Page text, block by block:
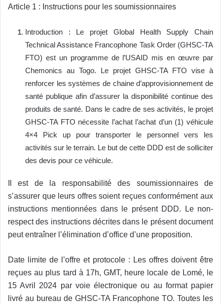
Article 1 : Instructions pour les soumissionnaires
Introduction : Le projet Global Health Supply Chain
Technical Assistance Francophone Task Order (GHSC-TA
FTO) est un programme de l’USAID mis en œuvre par
Chemonics au Togo. Le projet GHSC-TA FTO vise à
renforcer les systèmes de chaine d’approvisionnement de
santé publique afin d’assurer la disponibilité continue des
produits de santé. Dans le cadre de ses activités, le projet
GHSC-TA FTO nécessite l’achat l’achat d’un (1) véhicule
4×4 Pick up pour transporter le personnel vers les
activités sur le terrain. Le but de cette DDD est de solliciter
des devis pour ce véhicule.
Il est de la responsabilité des soumissionnaires de
s’assurer que leurs offres soient reçues conformément aux
instructions mentionnées dans le présent DDD. Le non-
respect des instructions décrites dans le présent document
peut entraîner l’élimination d’office d’une proposition.
Date limite de l’offre et protocole : Les offres doivent être
reçues au plus tard à 17h, GMT, heure locale de Lomé, le
15 Avril 2024 par voie électronique ou au format papier
livré au bureau de GHSC-TA Francophone TO. Toutes les